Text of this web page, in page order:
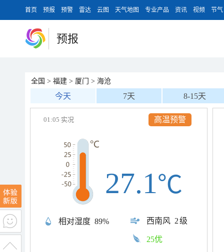
首页 预报 预警 雷达 云图 天气地图 专业产品 资讯 视频 节气
预报
全国 > 福建 > 厦门 > 海沧
今天 7天 8-15天
高温预警
01:05 实况
相对湿度 89% 西南风 2级
27.1℃
25优